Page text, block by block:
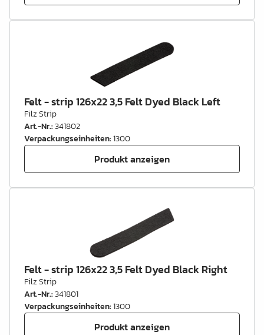
Felt - strip 126x22 3,5 Felt Dyed Black Left
Filz Strip
Art.-Nr.:341802
Verpackungseinheiten:1300
Produkt anzeigen
Felt - strip 126x22 3,5 Felt Dyed Black Right
Filz Strip
Art.-Nr.:341801
Verpackungseinheiten:1300
Produkt anzeigen